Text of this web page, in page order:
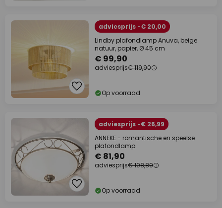
adviesprijs -€ 20,00
Lindby plafondlamp Anuva, beige
natuur, papier, Ø 45 cm
€ 99,90
adviesprijs€ 119,90
Op voorraad
adviesprijs -€ 26,99
ANNEKE - romantische en speelse
plafondlamp
€ 81,90
adviesprijs€ 108,89
Op voorraad